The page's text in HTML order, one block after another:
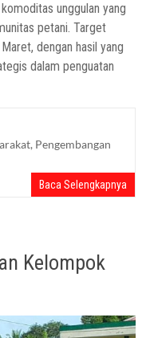
unggulan yang
petani. Target
dengan hasil yang
dalam penguatan
, Pengembangan
Baca Selengkapnya
Kelompok